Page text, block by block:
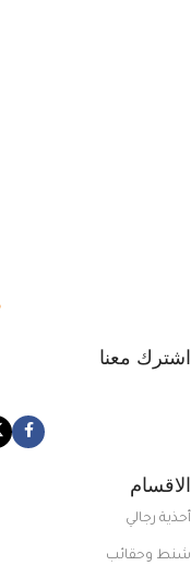
اشترك معنا
الاقسام
أحذية رجالي
شنط وحقائب